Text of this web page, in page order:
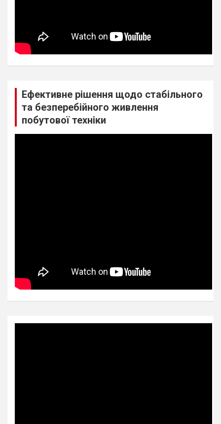
Ефективне рішення щодо стабільного
та безперебійного живлення
побутової техніки